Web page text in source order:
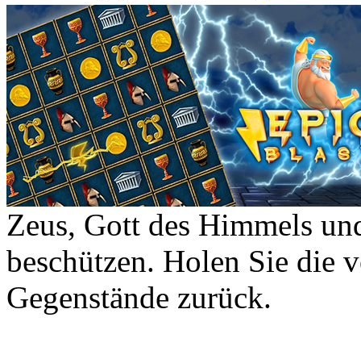
Zeus, Gott des Himmels
beschützen. Holen Sie die
Gegenstände zurück.